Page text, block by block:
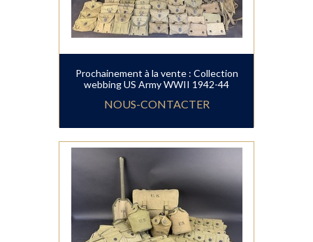
Prochainement à la vente : Collection
webbing US Army WWII 1942-44
NOUS-CONTACTER